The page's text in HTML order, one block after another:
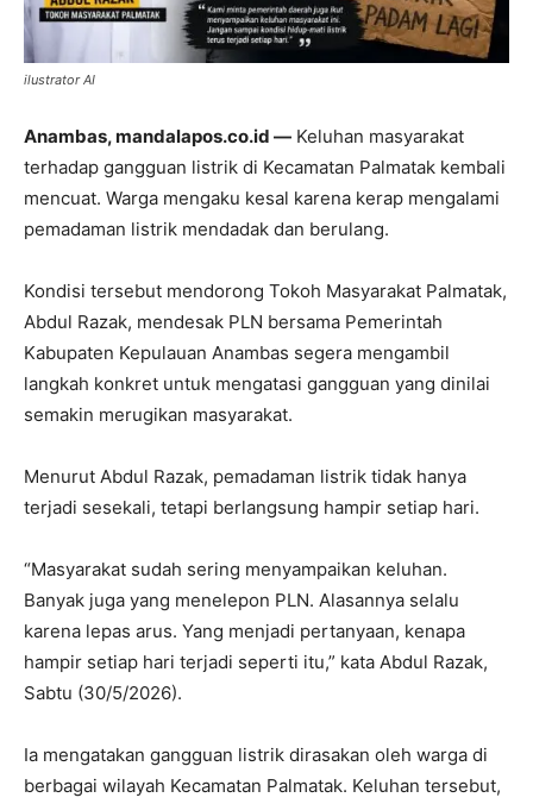
ilustrator AI
Anambas, mandalapos.co.id — Keluhan masyarakat
terhadap gangguan listrik di Kecamatan Palmatak kembali
mencuat. Warga mengaku kesal karena kerap mengalami
pemadaman listrik mendadak dan berulang.
Kondisi tersebut mendorong Tokoh Masyarakat Palmatak,
Abdul Razak, mendesak PLN bersama Pemerintah
Kabupaten Kepulauan Anambas segera mengambil
langkah konkret untuk mengatasi gangguan yang dinilai
semakin merugikan masyarakat.
Menurut Abdul Razak, pemadaman listrik tidak hanya
terjadi sesekali, tetapi berlangsung hampir setiap hari.
“Masyarakat sudah sering menyampaikan keluhan.
Banyak juga yang menelepon PLN. Alasannya selalu
karena lepas arus. Yang menjadi pertanyaan, kenapa
hampir setiap hari terjadi seperti itu,” kata Abdul Razak,
Sabtu (30/5/2026).
Ia mengatakan gangguan listrik dirasakan oleh warga di
berbagai wilayah Kecamatan Palmatak. Keluhan tersebut,